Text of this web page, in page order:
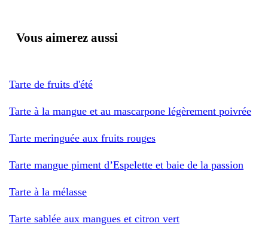
Vous aimerez aussi
Tarte de fruits d'été
Tarte à la mangue et au mascarpone légèrement poivrée
Tarte meringuée aux fruits rouges
Tarte mangue piment d’Espelette et baie de la passion
Tarte à la mélasse
Tarte sablée aux mangues et citron vert